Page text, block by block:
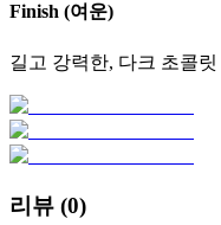
Finish (여운)
길고 강력한, 다크 초콜릿
리뷰 (0)